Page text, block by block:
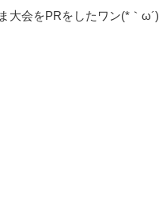
大会をPRをしたワン(*｀ω´)